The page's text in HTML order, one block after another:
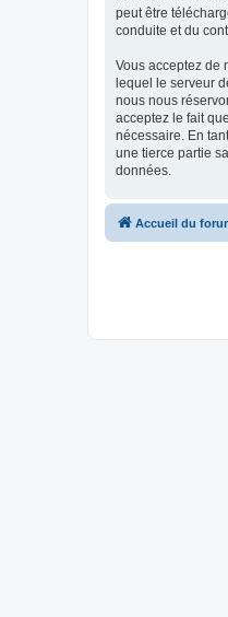
peut être
conduite et du
Vous acceptez de
lequel le serveur
nous nous
acceptez le fait
nécessaire. En
une tierce partie
données.
Accueil du